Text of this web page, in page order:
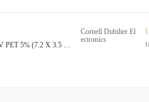
Cap Film 0.33uF 63V PET 5% (7.2 X 3.5 X 7.5mm) Radial 5mm 125°C T/R
Cornell Dubilier El
ectronics